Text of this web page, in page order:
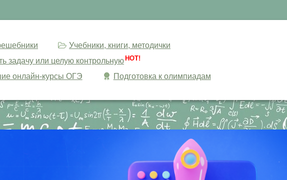
Учебники, книги, методички
задачу или целую контрольную HOT!
онлайн-курсы ОГЭ Подготовка к олимпиадам